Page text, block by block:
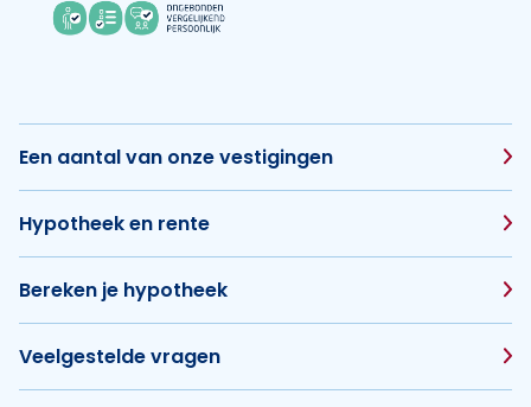
Een aantal van onze vestigingen
Hypotheek en rente
Bereken je hypotheek
Veelgestelde vragen